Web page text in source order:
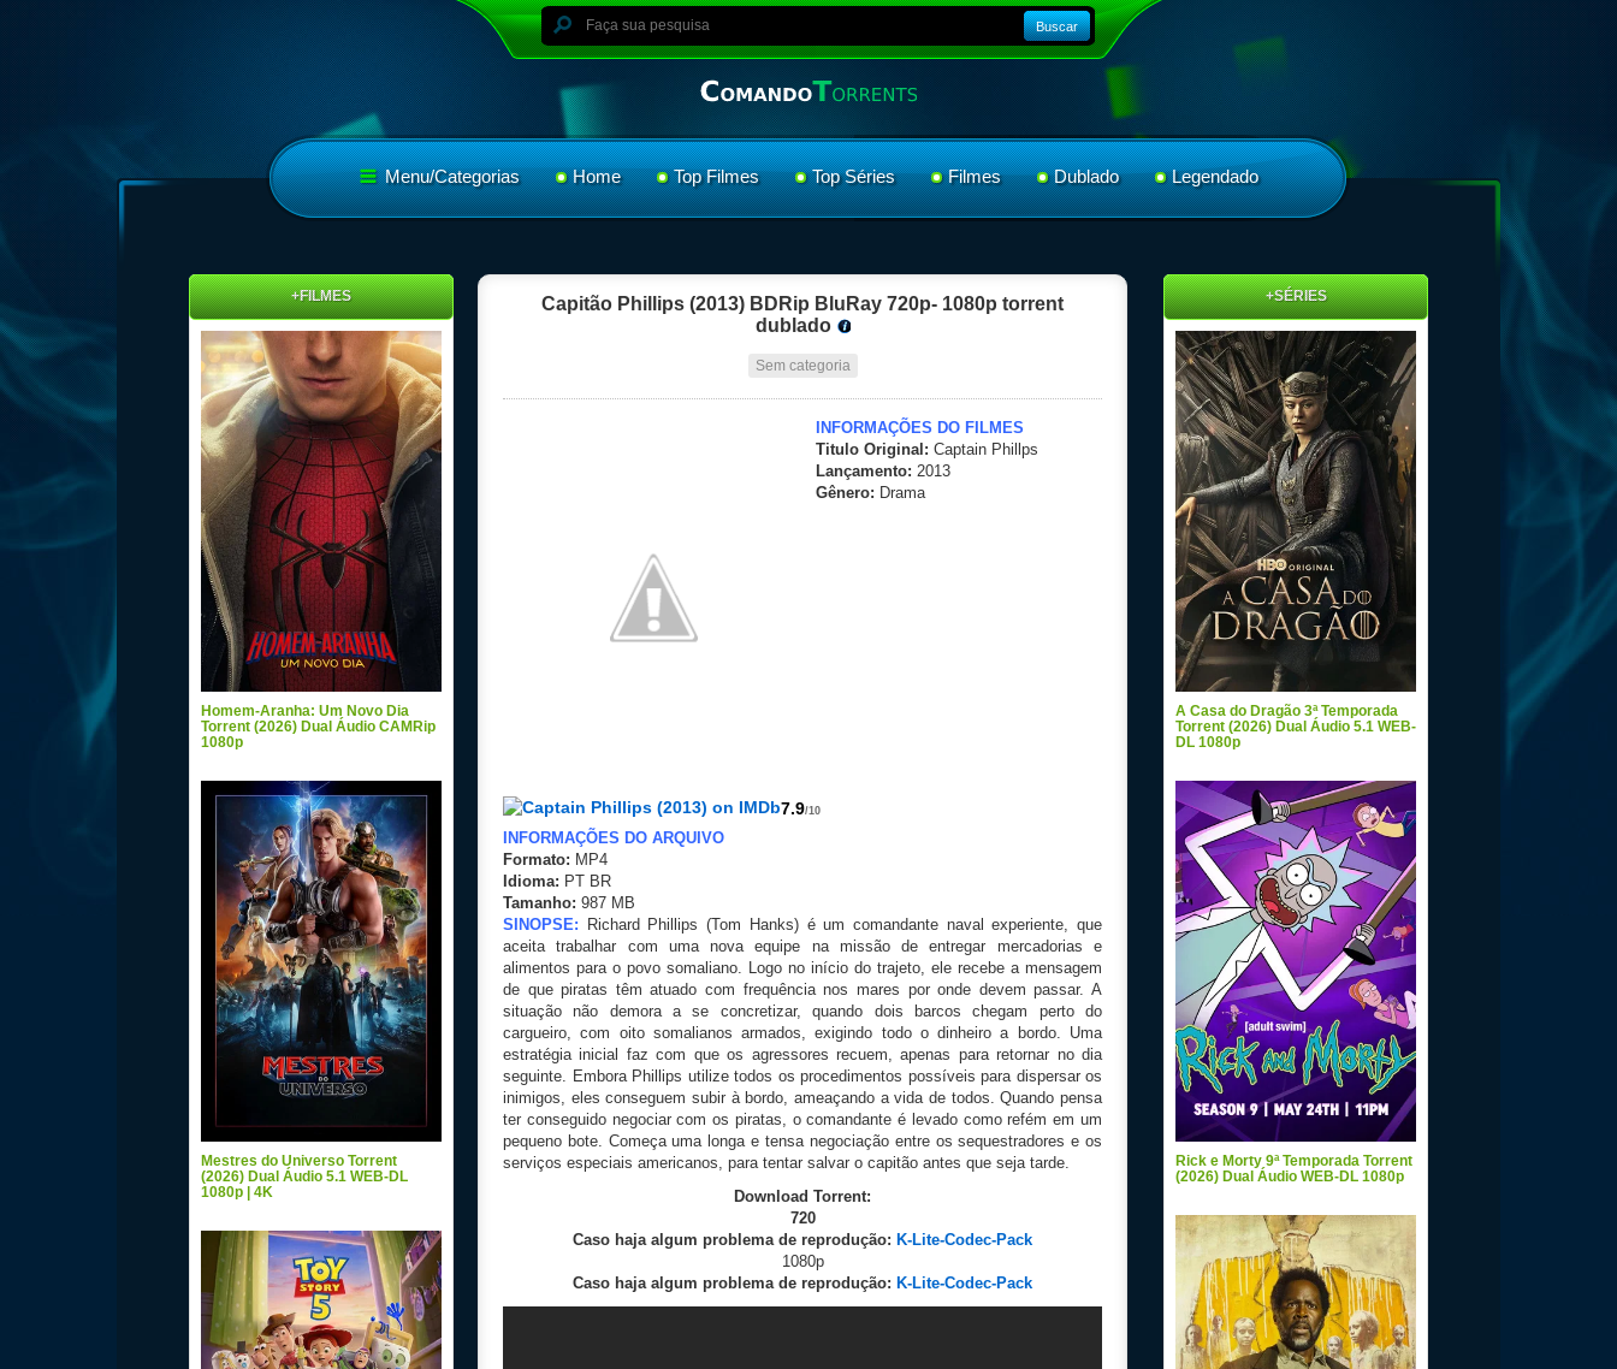
Buscar
Menu/Categorias Home Top Filmes Top Séries Filmes Dublado Legendado
Capitão Phillips (2013) BDRip BluRay 720p- 1080p torrent
dublado
Sem categoria
INFORMAÇÕES DO FILMES
Titulo Original: Captain Phillps
Lançamento: 2013
Gênero: Drama
7.9/10
INFORMAÇÕES DO ARQUIVO
Formato: MP4
Idioma: PT BR
Tamanho: 987 MB
SINOPSE: Richard Phillips (Tom Hanks) é um comandante naval experiente, que
aceita trabalhar com uma nova equipe na missão de entregar mercadorias e
alimentos para o povo somaliano. Logo no início do trajeto, ele recebe a mensagem
de que piratas têm atuado com frequência nos mares por onde devem passar. A
situação não demora a se concretizar, quando dois barcos chegam perto do
cargueiro, com oito somalianos armados, exigindo todo o dinheiro a bordo. Uma
estratégia inicial faz com que os agressores recuem, apenas para retornar no dia
seguinte. Embora Phillips utilize todos os procedimentos possíveis para dispersar os
inimigos, eles conseguem subir à bordo, ameaçando a vida de todos. Quando pensa
ter conseguido negociar com os piratas, o comandante é levado como refém em um
pequeno bote. Começa uma longa e tensa negociação entre os sequestradores e os
serviços especiais americanos, para tentar salvar o capitão antes que seja tarde.
Download Torrent:
720
Caso haja algum problema de reprodução: K-Lite-Codec-Pack
1080p
Caso haja algum problema de reprodução: K-Lite-Codec-Pack
+FILMES
Homem-Aranha: Um Novo Dia
Torrent (2026) Dual Áudio CAMRip
1080p
Mestres do Universo Torrent
(2026) Dual Áudio 5.1 WEB-DL
1080p | 4K
+SÉRIES
A Casa do Dragão 3ª Temporada
Torrent (2026) Dual Áudio 5.1 WEB-
DL 1080p
Rick e Morty 9ª Temporada Torrent
(2026) Dual Áudio WEB-DL 1080p